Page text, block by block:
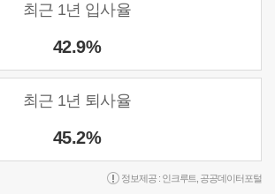
최근 1년 입사율
42.9%
최근 1년 퇴사율
45.2%
정보제공 : 인크루트 공공데이터포털